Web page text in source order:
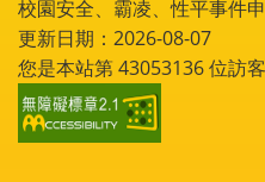
校園安全、霸凌、性平事件
更新日期：2026-08-07
您是本站第43053136位訪客